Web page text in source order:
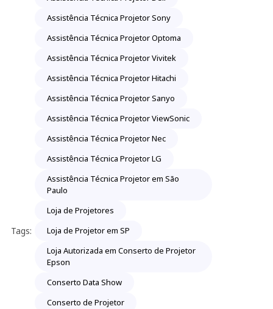
Tags:
Assistência Técnica Projetor Sony
Assistência Técnica Projetor Optoma
Assistência Técnica Projetor Vivitek
Assistência Técnica Projetor Hitachi
Assistência Técnica Projetor Sanyo
Assistência Técnica Projetor ViewSonic
Assistência Técnica Projetor Nec
Assistência Técnica Projetor LG
Assistência Técnica Projetor em São
Paulo
Loja de Projetores
Loja de Projetor em SP
Loja Autorizada em Conserto de Projetor
Epson
Conserto Data Show
Conserto de Projetor